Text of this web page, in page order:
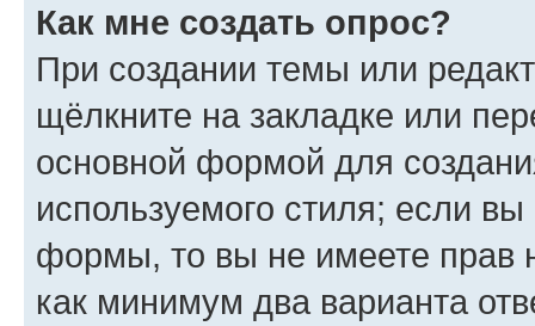
Как мне создать опрос?
При создании темы или
щёлкните на закладке или
основной формой для
используемого стиля; если
формы, то вы не имеете прав
как минимум два варианта